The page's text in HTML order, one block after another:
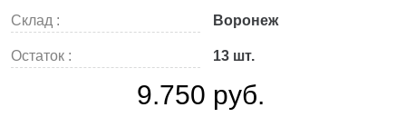
Склад : Воронеж
Остаток : 13 шт.
9.750 руб.